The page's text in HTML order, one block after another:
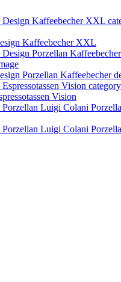
Kaffeebecher XXL
Porzellan Kaffeebecher
Vision
Luigi Colani
Luigi Colani